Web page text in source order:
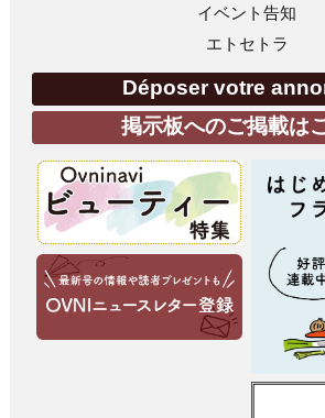
イベント告知
エトセトラ
Déposer votre
掲示板へのご掲載は